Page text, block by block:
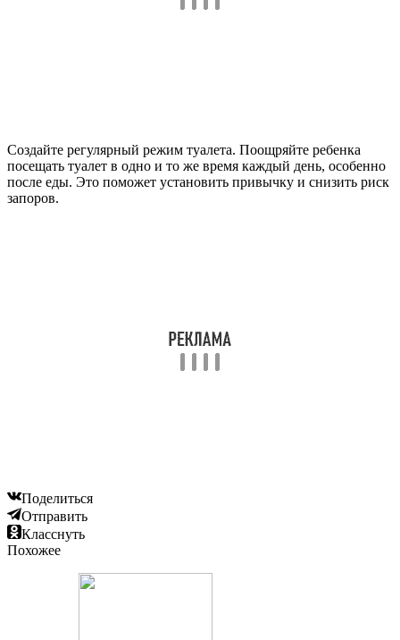
Создайте регулярный режим туалета. Поощряйте ребенка
посещать туалет в одно и то же время каждый день, особенно
после еды. Это поможет установить привычку и снизить риск
запоров.
Поделиться
Отправить
Класснуть
Похожее